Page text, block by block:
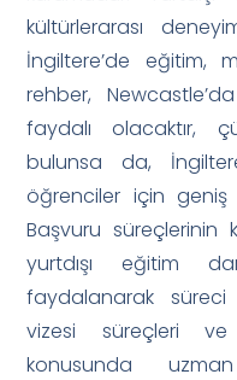
kültürlerarası
İngiltere’de eğitim,
rehber,
faydalı olacaktır,
bulunsa da,
öğrenciler için geniş
Başvuru süreçlerinin
yurtdışı eğitim
faydalanarak süreci
vizesi süreçleri
konusunda